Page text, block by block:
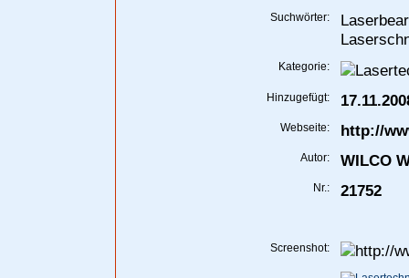
Suchwörter:
Kategorie:
Hinzugefügt:
Webseite: http://
Autor: WILCO
Nr.: 21752
Screenshot: